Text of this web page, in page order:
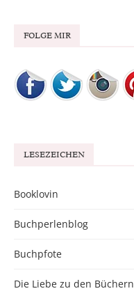
FOLGE MIR
LESEZEICHEN
Booklovin
Buchperlenblog
Buchpfote
Die Liebe zu den Büchern